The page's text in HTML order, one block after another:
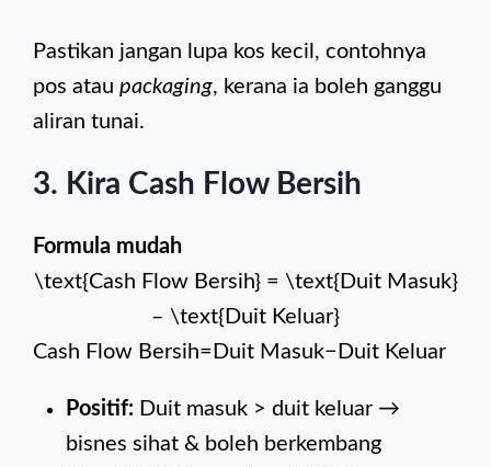
Pastikan jangan lupa kos kecil, contohnya
pos atau packaging, kerana ia boleh ganggu
aliran tunai.
3. Kira Cash Flow Bersih
Formula mudah
\text{Cash Flow Bersih} = \text{Duit Masuk}
– \text{Duit Keluar}
Cash Flow Bersih=Duit Masuk−Duit Keluar
Positif: Duit masuk > duit keluar →
bisnes sihat & boleh berkembang